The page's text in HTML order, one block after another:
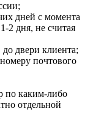
дней с момента
2 дня, не считая
двери клиента;
почтового
по каким-либо
отдельной